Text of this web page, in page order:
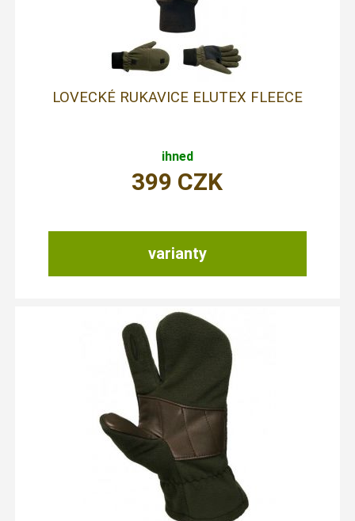
LOVECKÉ RUKAVICE ELUTEX FLEECE
ihned
varianty
399 CZK